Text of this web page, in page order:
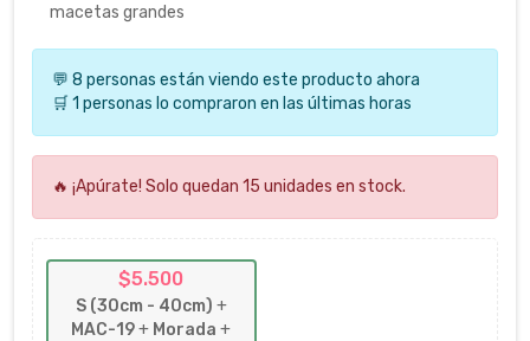
macetas grandes
💬 8 personas están viendo este producto ahora
🛒 1 personas lo compraron en las últimas horas
🔥 ¡Apúrate! Solo quedan 15 unidades en stock.
$5.500
S (30cm - 40cm) +
MAC-19+ Morada +